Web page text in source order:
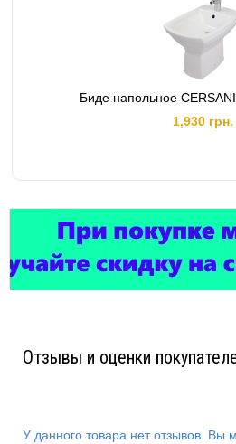
Биде напольное
1,930 грн.
Отзывы и оценки
У данного товара нет отзывов. Вы